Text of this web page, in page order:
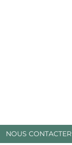
NOUS CONTACTER